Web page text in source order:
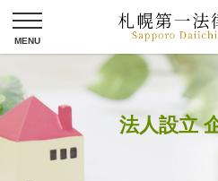
法人設立